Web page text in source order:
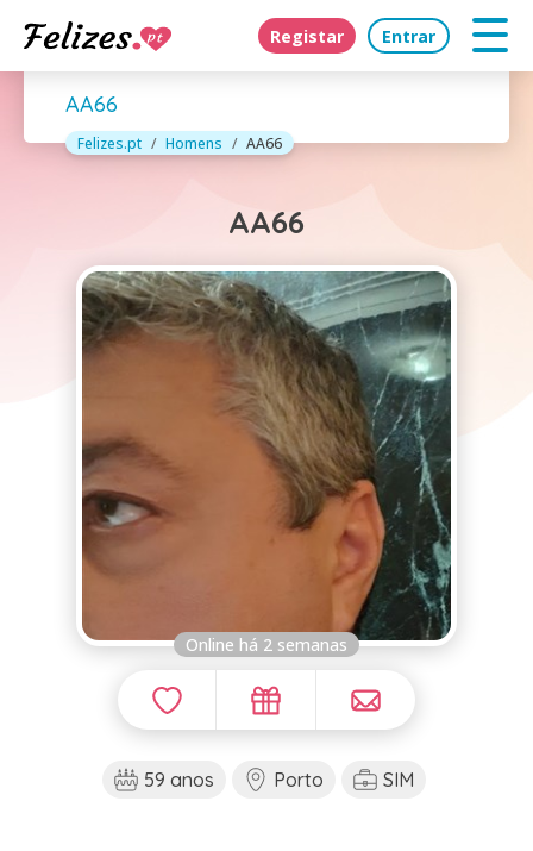
Registar Entrar
AA66
Felizes.pt Homens AA66
AA66
Online há 2 semanas
59 anos Porto SIM